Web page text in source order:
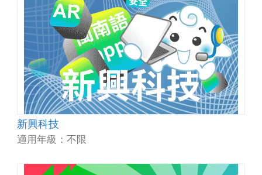
新興科技
適用年級：不限